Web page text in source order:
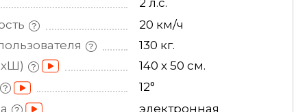
2 л.с.
20 км/ч
130 кг.
140 х 50 см.
12°
электронная